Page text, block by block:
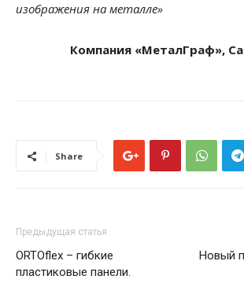
изображения на металле»
Компания «МеталГраф»,
Share
Предыдущая статья
ORTOflex – гибкие
пластиковые панели.
Новый